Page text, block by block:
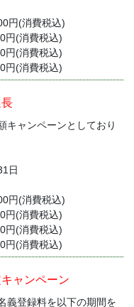
(消費税込)
(消費税込)
(消費税込)
(消費税込)
キャンペーンとしており
日
(消費税込)
(消費税込)
(消費税込)
(消費税込)
ャンペーン
義登録料を以下の期間を